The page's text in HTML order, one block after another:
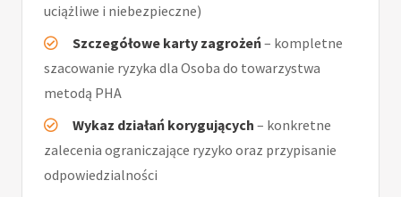
uciążliwe i niebezpieczne)
Szczegółowe karty zagrożeń– kompletne
szacowanie ryzyka dla Osoba do towarzystwa
metodą PHA
Wykaz działań korygujących – konkretne
zalecenia ograniczające ryzyko oraz przypisanie
odpowiedzialności